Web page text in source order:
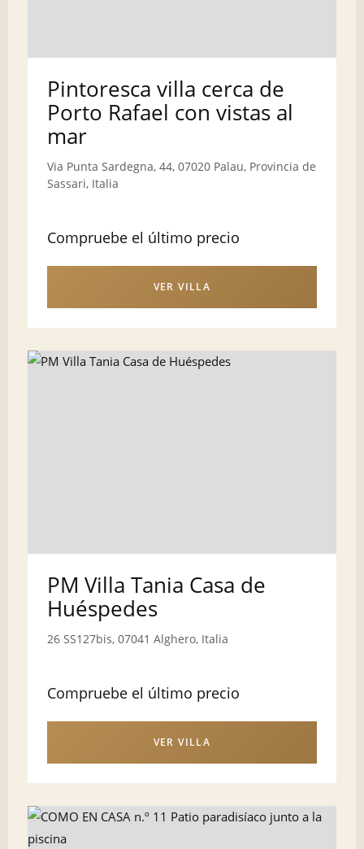
Pintoresca villa cerca de
Porto Rafael con vistas al
mar
Via Punta Sardegna, 44, 07020 Palau, Provincia de
Sassari, Italia
Compruebe el último precio
VER VILLA
PM Villa Tania Casa de
Huéspedes
26 SS127bis, 07041 Alghero, Italia
Compruebe el último precio
VER VILLA